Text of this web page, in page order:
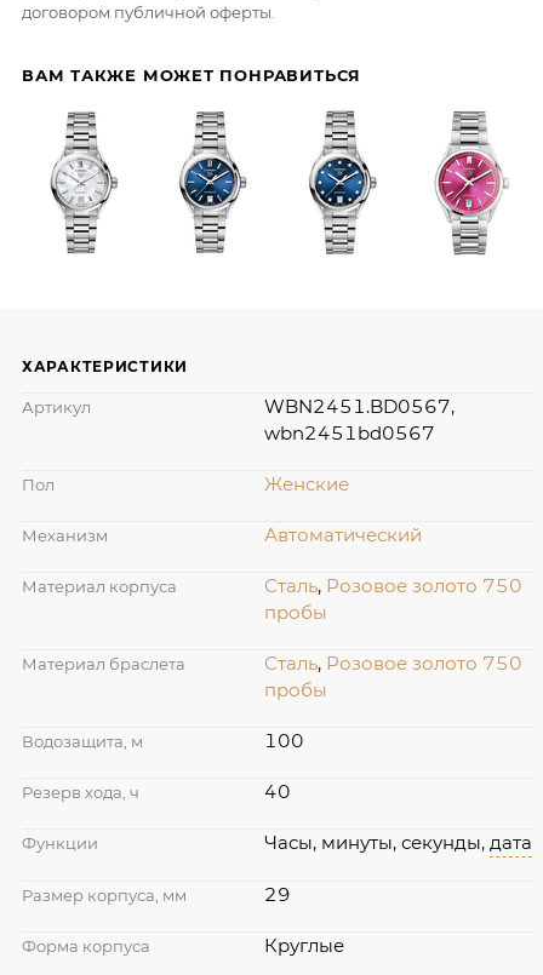
ВАМ ТАКЖЕ МОЖЕТ ПОНРАВИТЬСЯ
договором публичной оферты.
ХАРАКТЕРИСТИКИ
Артикул
WBN2451.BD0567,
wbn2451bd0567
Пол Женские
Механизм Автоматический
Материал корпуса Сталь, Розовое золото 750
пробы
Материал браслета Сталь, Розовое золото 750
пробы
Водозащита, м 100
Резерв хода, ч 40
Функции Часы, минуты, секунды, дата
Размер корпуса, мм 29
Форма корпуса Круглые